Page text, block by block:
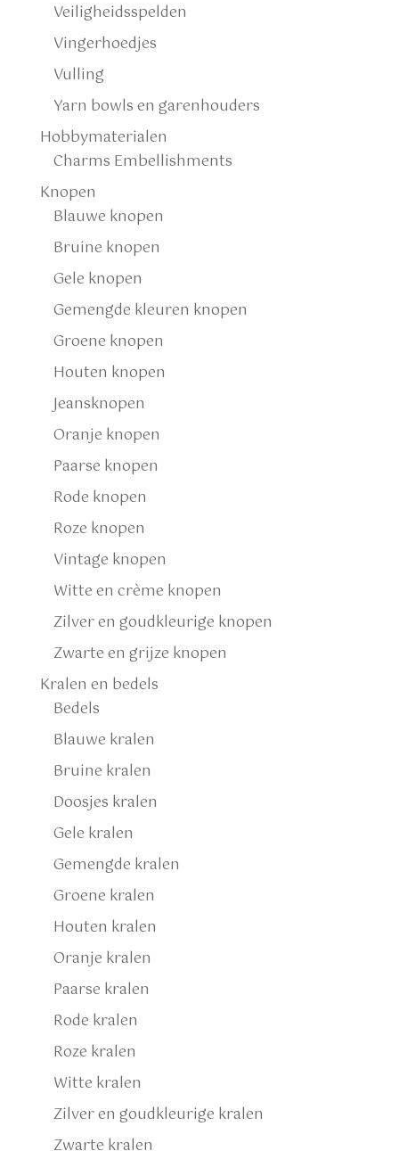
Veiligheidsspelden
Vingerhoedjes
Vulling
Yarn bowls en garenhouders
Hobbymaterialen
Charms Embellishments
Knopen
Blauwe knopen
Bruine knopen
Gele knopen
Gemengde kleuren knopen
Groene knopen
Houten knopen
Jeansknopen
Oranje knopen
Paarse knopen
Rode knopen
Roze knopen
Vintage knopen
Witte en crème knopen
Zilver en goudkleurige knopen
Zwarte en grijze knopen
Kralen en bedels
Bedels
Blauwe kralen
Bruine kralen
Doosjes kralen
Gele kralen
Gemengde kralen
Groene kralen
Houten kralen
Oranje kralen
Paarse kralen
Rode kralen
Roze kralen
Witte kralen
Zilver en goudkleurige kralen
Zwarte kralen